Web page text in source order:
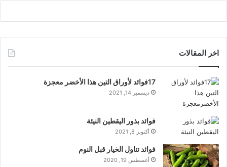
اخر المقالات
17فوائد لأوراق التين هذا الأخضر معجزة
ديسمبر 14, 2021
فوائد بذور اليقطين النيئة
أكتوبر 8, 2021
فوائد تناول الخيار قبل النوم
أغسطس 19, 2020